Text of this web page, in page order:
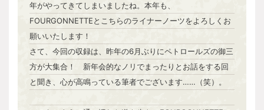
年がやってきてしまいましたね。本年も、
FOURGONNETTEとこちらのライナーノーツをよろしくお
願いいたします！
さて、今回の収録は、昨年の6月ぶりにペトロールズの御三
方が大集合！ 新年会的なノリでまったりとお話をする回
と聞き、心が高鳴っている筆者でございます……（笑）。